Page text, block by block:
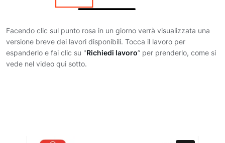
Facendo clic sul punto rosa in un giorno verrà visualizzata una
versione breve dei lavori disponibili. Tocca il lavoro per
espanderlo e fai clic su "Richiedi lavoro” per prenderlo, come si
vede nel video qui sotto.